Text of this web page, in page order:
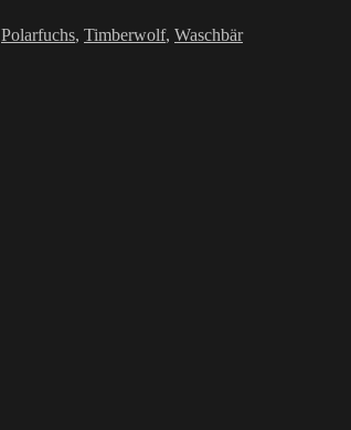
Polarfuchs, Timberwolf, Waschbär